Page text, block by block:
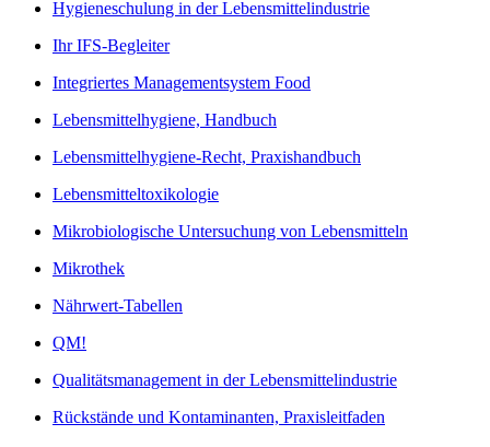
Hygieneschulung in der Lebensmittelindustrie
Ihr IFS-Begleiter
Integriertes Managementsystem Food
Lebensmittelhygiene, Handbuch
Lebensmittelhygiene-Recht, Praxishandbuch
Lebensmitteltoxikologie
Mikrobiologische Untersuchung von Lebensmitteln
Mikrothek
Nährwert-Tabellen
QM!
Qualitätsmanagement in der Lebensmittelindustrie
Rückstände und Kontaminanten, Praxisleitfaden